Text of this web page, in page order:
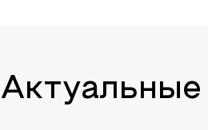
Актуальные